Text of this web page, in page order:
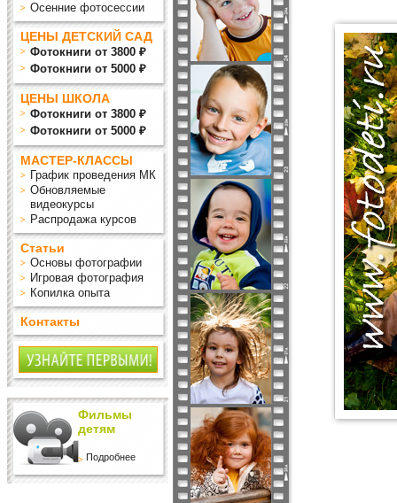
Осенние фотосессии
ЦЕНЫ ДЕТСКИЙ САД
Фотокниги от 3800 ₽
Фотокниги от 5000 ₽
ЦЕНЫ ШКОЛА
Фотокниги от 3800 ₽
Фотокниги от 5000 ₽
МАСТЕР-КЛАССЫ
График проведения МК
Обновляемые
видеокурсы
Распродажа курсов
Статьи
Основы фотографии
Игровая фотография
Копилка опыта
Контакты
Фильмы
детям
Подробнее